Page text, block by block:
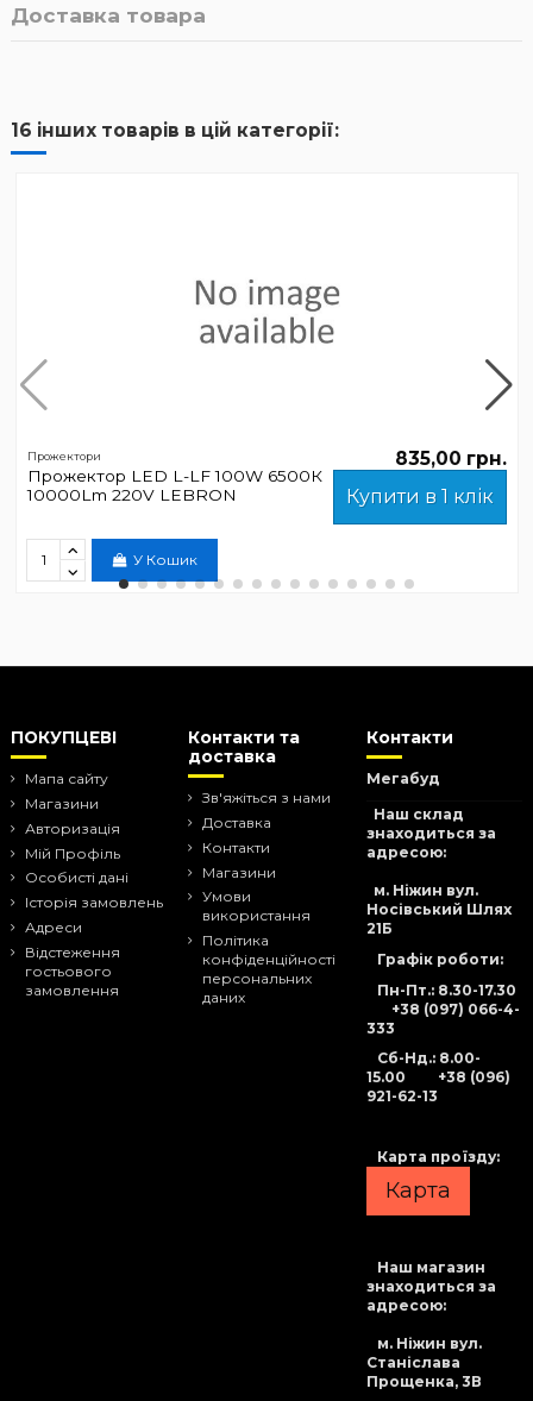
Доставка товара
16 інших товарів в цій категорії:
Прожектори
Прожектор LED L-LF 100W 6500К
10000Lm 220V LEBRON
835,00 грн.
Купити в 1 клік
У Кошик
ПОКУПЦЕВІ
Мапа сайту
Магазини
Авторизація
Мій Профіль
Особисті дані
Історія замовлень
Адреси
Відстеження
гостьового
замовлення
Контакти та
доставка
Зв'яжіться з нами
Доставка
Контакти
Магазини
Умови
використання
Політика
конфіденційності
персональних
даних
Контакти
Мегабуд
Наш склад
знаходиться за
адресою:
м. Ніжин вул.
Носівський Шлях
21Б
Графік роботи:
Пн-Пт.: 8.30-17.30
+38 (097) 066-4-
333
Сб-Нд.: 8.00-
15.00 +38 (096)
921-62-13
Карта проїзду:
Карта
Наш магазин
знаходиться за
адресою:
м. Ніжин вул.
Станіслава
Прощенка, 3В